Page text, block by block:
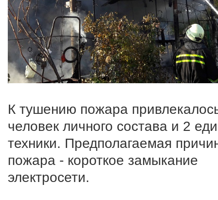
К тушению пожара
человек личного состава и 2
техники. Предполагаемая
пожара - короткое замыкание
электросети.